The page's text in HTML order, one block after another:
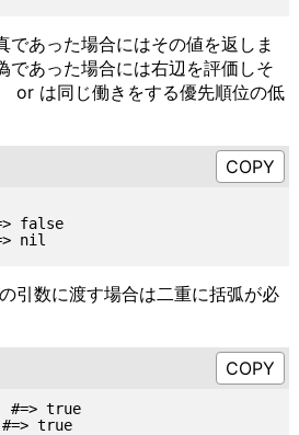
であった場合にはその値を返しま
であった場合には右辺を評価しそ
or は同じ働きをする優先順位の低
false
引数に渡す場合は二重に括弧が必
true
p((false or true)) #=> true